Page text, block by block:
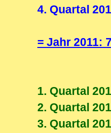
4. Quartal
= Jahr 2011:
1. Quartal
2. Quartal
3. Quartal